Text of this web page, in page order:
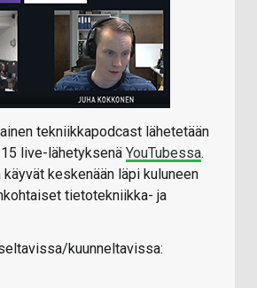
tekniikkapodcast lähetetään
live-lähetyksenä YouTubessa.
käyvät keskenään läpi kuluneen
tietotekniikka- ja
kuunneltavissa: